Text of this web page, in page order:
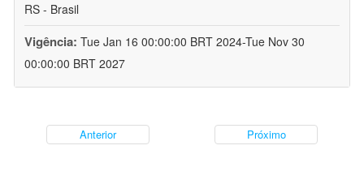
RS - Brasil
Vigência: Tue Jan 16 00:00:00 BRT 2024-Tue Nov 30
00:00:00 BRT 2027
Anterior Próximo